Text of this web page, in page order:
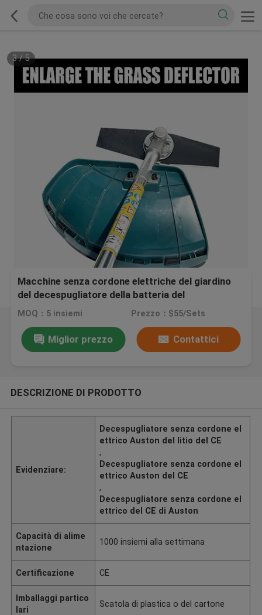
3/5
Macchine senza cordone elettriche del giardino
del decespugliatore della batteria del
decespugliatore del litio del CE
MOQ：5 insiemi Prezzo：$55/Sets
Miglior prezzo Contattici
DESCRIZIONE DI PRODOTTO
Evidenziare:
Decespugliatore senza cordone el
ettrico Auston del litio del CE
,
Decespugliatore senza cordone el
ettrico Auston del CE
,
Decespugliatore senza cordone el
ettrico del CE di Auston
Capacità di alime
ntazione
1000 insiemi alla settimana
Certificazione CE
Imballaggi partico
lari
Scatola di plastica o del cartone